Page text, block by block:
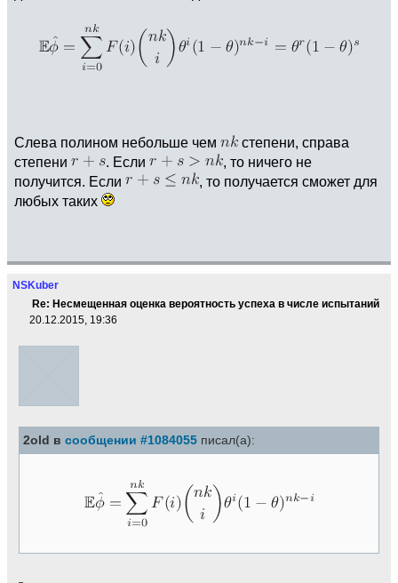
Слева полином небольше чем
степени, справа
степени
. Если
, то ничего не
получится. Если
, то получается сможет для
любых таких
NSKuber
Re: Несмещенная оценка вероятность успеха в числе испытаний
20.12.2015, 19:36
2old в сообщении #1084055 писал(а):